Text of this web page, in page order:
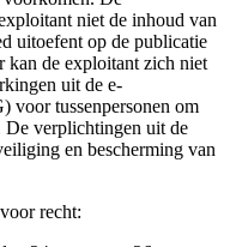
niet de inhoud van
uitoefent op de publicatie
kan de exploitant zich niet
uit de e-
voor tussenpersonen om
De verplichtingen uit de
en bescherming van
recht: